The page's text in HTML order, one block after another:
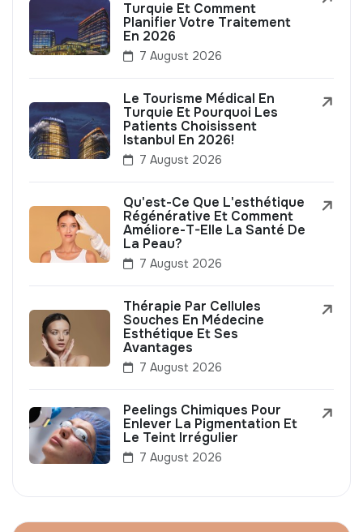
Turquie Et Comment
Planifier Votre Traitement
En 2026
7 August 2026
Le Tourisme Médical En
Turquie Et Pourquoi Les
Patients Choisissent
Istanbul En 2026!
7 August 2026
Qu'est-Ce Que L'esthétique
Régénérative Et Comment
Améliore-T-Elle La Santé De
La Peau?
7 August 2026
Thérapie Par Cellules
Souches En Médecine
Esthétique Et Ses
Avantages
7 August 2026
Peelings Chimiques Pour
Enlever La Pigmentation Et
Le Teint Irrégulier
7 August 2026